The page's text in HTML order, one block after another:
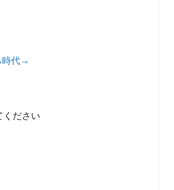
時代→
ださい